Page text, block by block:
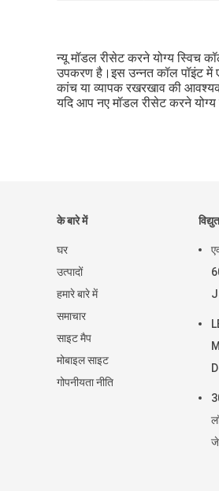
न्यू मॉडल रीसेट करने योग्य स्विच
उपकरण है।इस उन्नत कॉल पॉइंट में
कांच या व्यापक रखरखाव की
यदि आप नए मॉडल रीसेट करने
के बारे में
घर
उत्पादों
हमारे बारे में
समाचार
साइट मैप
मोबाइल साइट
गोपनीयता नीति